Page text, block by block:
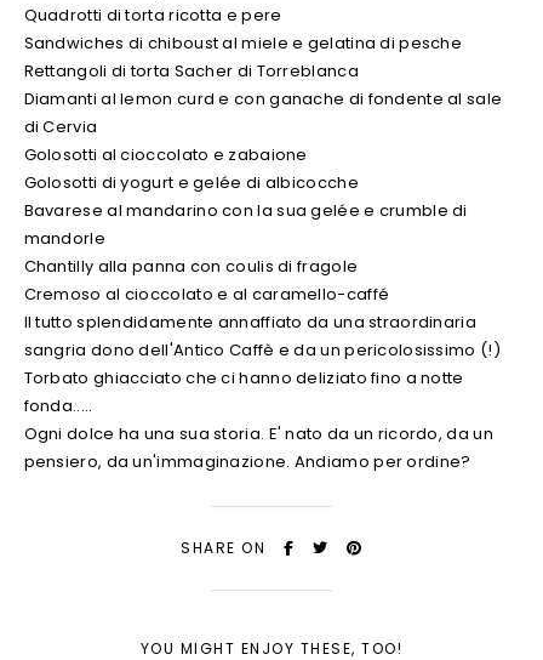
Quadrotti di torta ricotta e pere
Sandwiches di chiboust al miele e gelatina di pesche
Rettangoli di torta Sacher di Torreblanca
Diamanti al lemon curd e con ganache di fondente al sale
di Cervia
Golosotti al cioccolato e zabaione
Golosotti di yogurt e gelée di albicocche
Bavarese al mandarino con la sua gelée e crumble di
mandorle
Chantilly alla panna con coulis di fragole
Cremoso al cioccolato e al caramello-caffé
Il tutto splendidamente annaffiato da una straordinaria
sangria dono dell'Antico Caffè e da un pericolosissimo (!)
Torbato ghiacciato che ci hanno deliziato fino a notte
fonda.....
Ogni dolce ha una sua storia. E' nato da un ricordo, da un
pensiero, da un'immaginazione. Andiamo per ordine?
SHARE ON
YOU MIGHT ENJOY THESE, TOO!